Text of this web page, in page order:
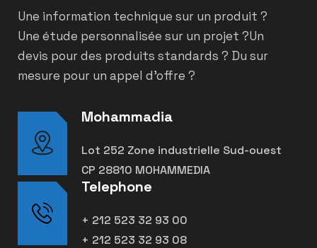
Une information technique sur un produit ?
Une étude personnalisée sur un projet ?Un
devis pour des produits standards ? Du sur
mesure pour un appel d’offre ?
Mohammadia
Lot 252 Zone industrielle Sud-ouest
CP 28810 MOHAMMEDIA
Telephone
+ 212 523 32 93 00
+ 212 523 32 93 08